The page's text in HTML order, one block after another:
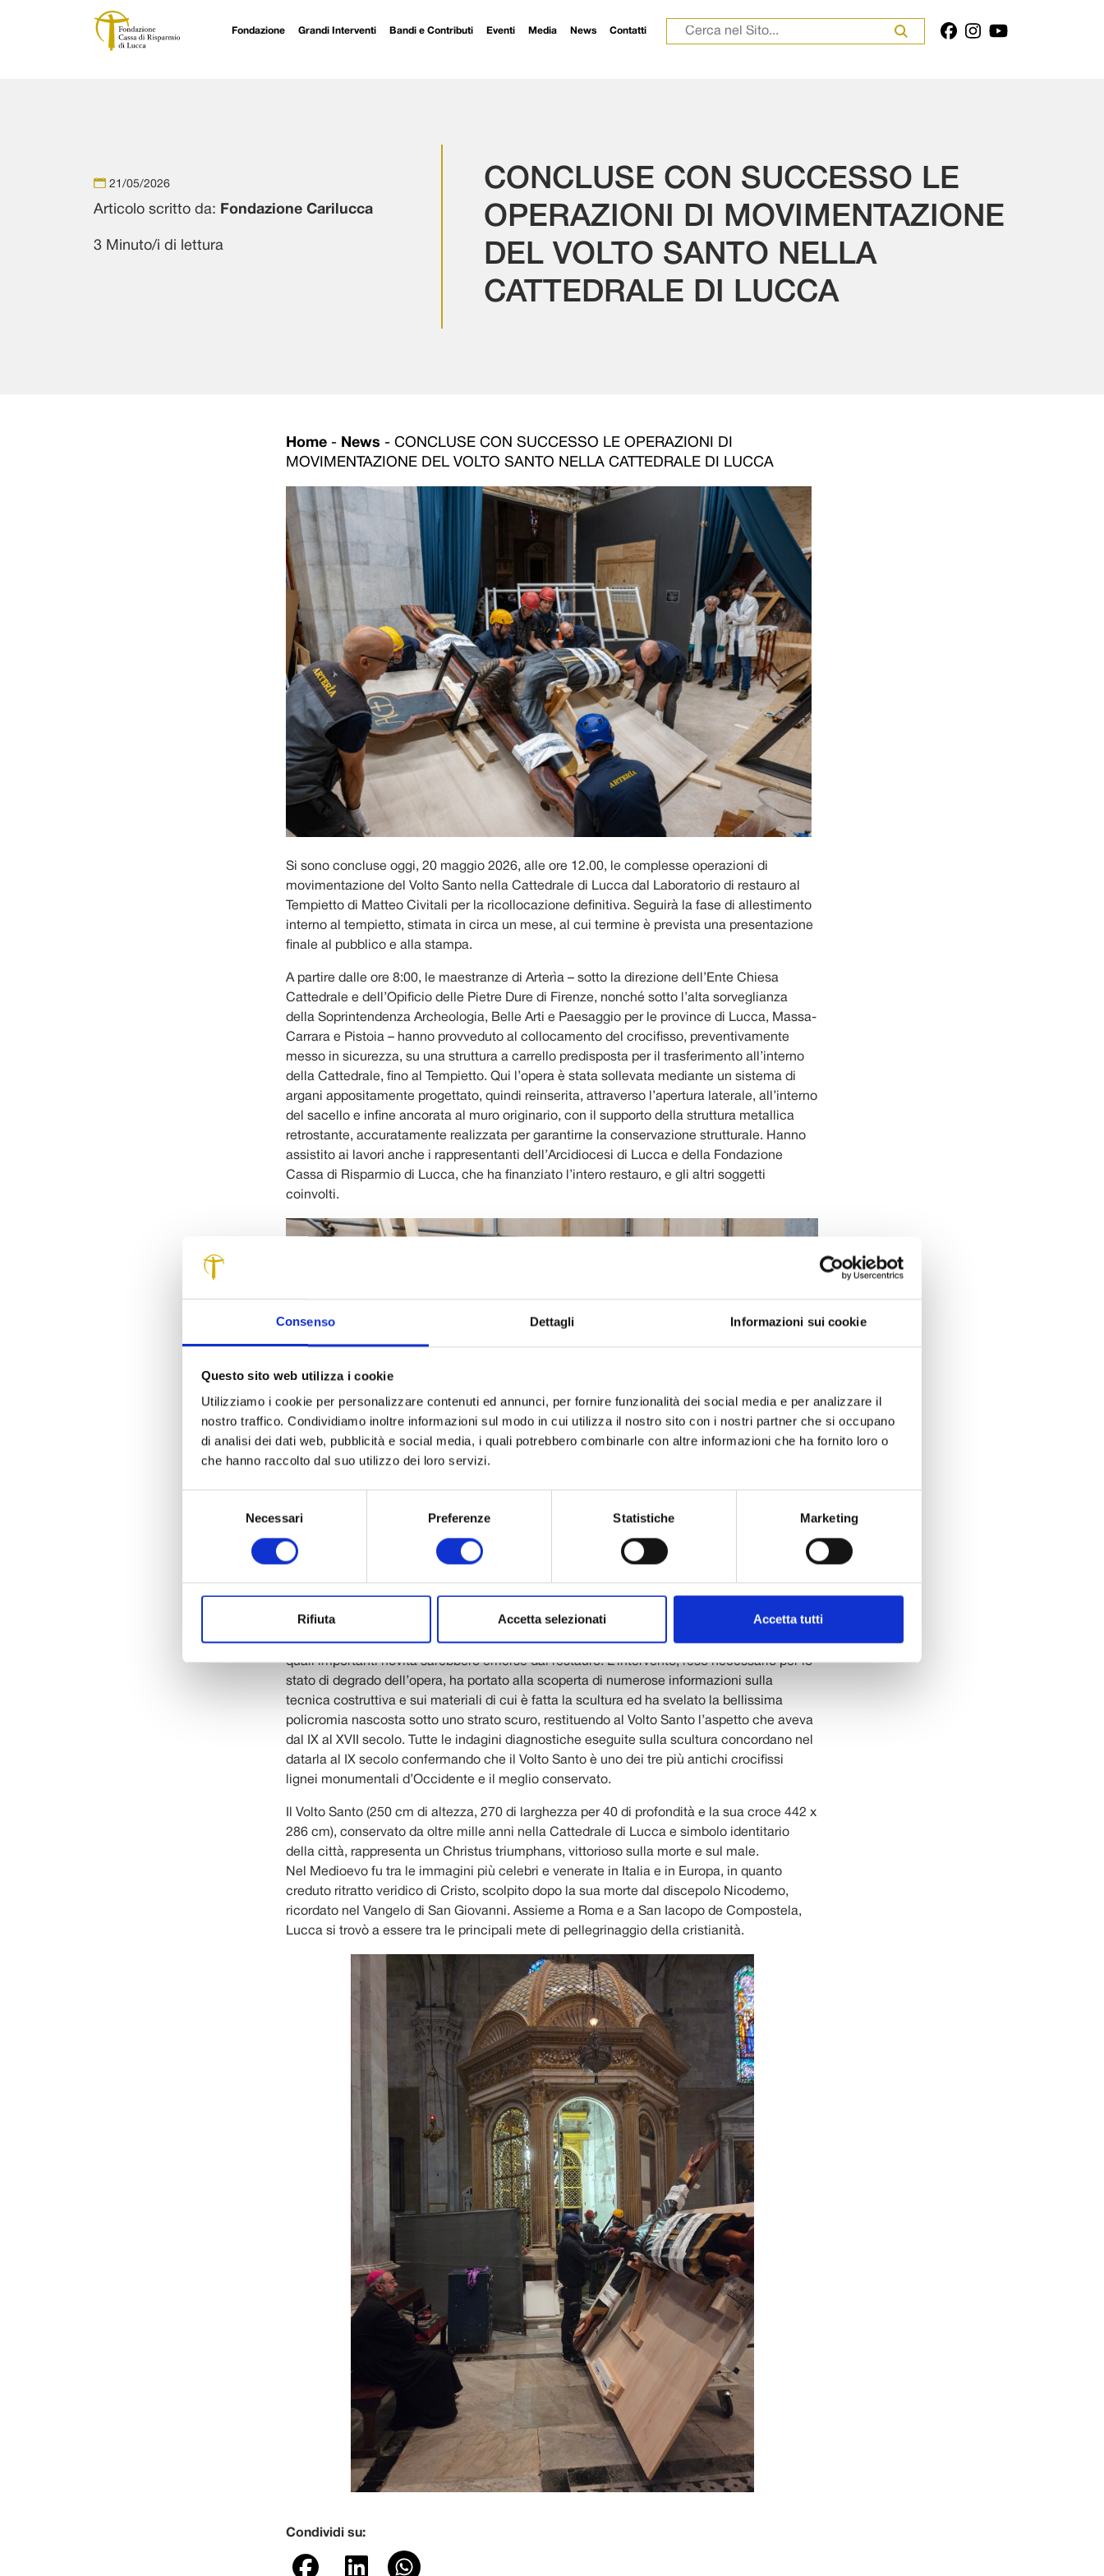
Consenso Dettagli Informazioni sui cookie
Questo sito web utilizza i cookie
Utilizziamo i cookie per personalizzare contenuti ed annunci, per fornire funzionalità dei social media e per analizzare il
nostro traffico. Condividiamo inoltre informazioni sul modo in cui utilizza il nostro sito con i nostri partner che si occupano
di analisi dei dati web, pubblicità e social media, i quali potrebbero combinarle con altre informazioni che ha fornito loro o
che hanno raccolto dal suo utilizzo dei loro servizi.
Necessari Preferenze Statistiche Marketing
Rifiuta Accetta selezionati Accetta tutti
Navigazione principale
Fondazione Grandi Interventi Bandi e Contributi Eventi Media News Contatti Ricerca per:
21/05/2026
Articolo scritto da: Fondazione Carilucca
3 Minuto/i di lettura
CONCLUSE CON SUCCESSO LE
OPERAZIONI DI MOVIMENTAZIONE
DEL VOLTO SANTO NELLA
CATTEDRALE DI LUCCA
Home - News - CONCLUSE CON SUCCESSO LE OPERAZIONI DI
MOVIMENTAZIONE DEL VOLTO SANTO NELLA CATTEDRALE DI LUCCA
Si sono concluse oggi, 20 maggio 2026, alle ore 12.00, le complesse operazioni di
movimentazione del Volto Santo nella Cattedrale di Lucca dal Laboratorio di restauro al
Tempietto di Matteo Civitali per la ricollocazione definitiva. Seguirà la fase di allestimento
interno al tempietto, stimata in circa un mese, al cui termine è prevista una presentazione
finale al pubblico e alla stampa.
A partire dalle ore 8:00, le maestranze di Arterìa – sotto la direzione dell’Ente Chiesa
Cattedrale e dell’Opificio delle Pietre Dure di Firenze, nonché sotto l’alta sorveglianza
della Soprintendenza Archeologia, Belle Arti e Paesaggio per le province di Lucca, Massa-
Carrara e Pistoia – hanno provveduto al collocamento del crocifisso, preventivamente
messo in sicurezza, su una struttura a carrello predisposta per il trasferimento all’interno
della Cattedrale, fino al Tempietto. Qui l’opera è stata sollevata mediante un sistema di
argani appositamente progettato, quindi reinserita, attraverso l’apertura laterale, all’interno
del sacello e infine ancorata al muro originario, con il supporto della struttura metallica
retrostante, accuratamente realizzata per garantirne la conservazione strutturale. Hanno
assistito ai lavori anche i rappresentanti dell’Arcidiocesi di Lucca e della Fondazione
Cassa di Risparmio di Lucca, che ha finanziato l’intero restauro, e gli altri soggetti
coinvolti.
Sono passati oltre 3 anni dal 1° dicembre 2022, quando Il Volto Santo aveva percorso il
viaggio inverso dal Tempietto di Matteo Civitali, che lo custodisce fin dal 1484, al cantiere
di restauro all’interno della Cattedrale di Lucca. Allora nessuno poteva ancora immaginare
quali importanti novità sarebbero emerse dal restauro. L’intervento, reso necessario per lo
stato di degrado dell’opera, ha portato alla scoperta di numerose informazioni sulla
tecnica costruttiva e sui materiali di cui è fatta la scultura ed ha svelato la bellissima
policromia nascosta sotto uno strato scuro, restituendo al Volto Santo l’aspetto che aveva
dal IX al XVII secolo. Tutte le indagini diagnostiche eseguite sulla scultura concordano nel
datarla al IX secolo confermando che il Volto Santo è uno dei tre più antichi crocifissi
lignei monumentali d’Occidente e il meglio conservato.
Il Volto Santo (250 cm di altezza, 270 di larghezza per 40 di profondità e la sua croce 442 x
286 cm), conservato da oltre mille anni nella Cattedrale di Lucca e simbolo identitario
della città, rappresenta un Christus triumphans, vittorioso sulla morte e sul male.
Nel Medioevo fu tra le immagini più celebri e venerate in Italia e in Europa, in quanto
creduto ritratto veridico di Cristo, scolpito dopo la sua morte dal discepolo Nicodemo,
ricordato nel Vangelo di San Giovanni. Assieme a Roma e a San Iacopo de Compostela,
Lucca si trovò a essere tra le principali mete di pellegrinaggio della cristianità.
Condividi su: